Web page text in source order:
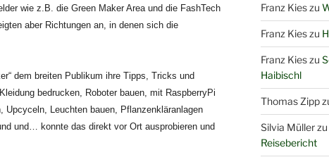
wie z.B. die Green Maker Area und die FashTech
aber Richtungen an, in denen sich die
dem breiten Publikum ihre Tipps, Tricks und
bedrucken, Roboter bauen, mit RaspberryPi
Upcyceln , Leuchten bauen, Pflanzenkläranlagen
und… konnte das direkt vor Ort ausprobieren und
Franz Kieszu
Franz Kieszu
Franz Kieszu
Haibischl
Thomas Zipp
Silvia Müllerzu
Reisebericht